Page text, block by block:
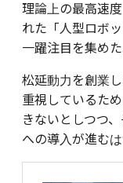
理論上の最高速
れた「人型ロボ
一躍注目を集めた
松延動力を創業
重視しているた
きないとしつつ
への導入が進む